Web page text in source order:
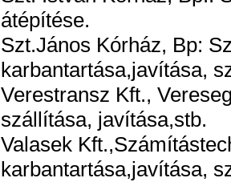
átépítése.
Szt.János Kórház, Bp:
karbantartása,javítása,
Verestransz Kft.,
szállítása, javítása,stb.
Valasek Kft.,
karbantartása,javítása,